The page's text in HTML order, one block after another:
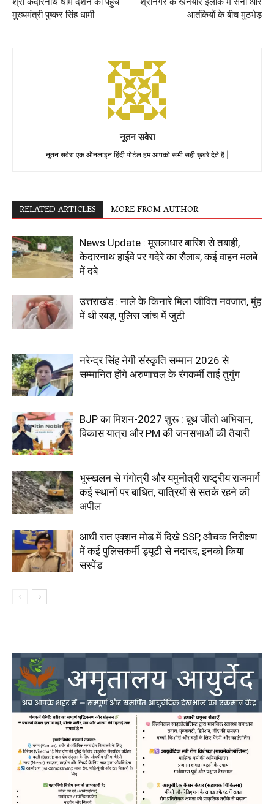
मुख्यमंत्री पुष्कर सिंह धामी
आतंकियों के बीच मुठभेड़
नूतन सवेरा
नूतन सवेरा एक ऑनलाइन हिंदी पोर्टल हम आपको सभी सही ख़बरे देते है |
RELATED ARTICLES MORE FROM AUTHOR
News Update : मूसलाधार बारिश से तबाही,
केदारनाथ हाईवे पर गदेरे का सैलाब, कई वाहन मलबे
में दबे
उत्तराखंड : नाले के किनारे मिला जीवित नवजात, मुंह
में थी रबड़, पुलिस जांच में जुटी
नरेन्द्र सिंह नेगी संस्कृति सम्मान 2026 से
सम्मानित होंगे अरुणाचल के रंगकर्मी ताई तुगुंग
BJP का मिशन-2027 शुरू : बूथ जीतो अभियान,
विकास यात्रा और PM की जनसभाओं की तैयारी
भूस्खलन से गंगोत्री और यमुनोत्री राष्ट्रीय राजमार्ग
कई स्थानों पर बाधित, यात्रियों से सतर्क रहने की
अपील
आधी रात एक्शन मोड में दिखे SSP, औचक निरीक्षण
में कई पुलिसकर्मी ड्यूटी से नदारद, इनको किया
सस्पेंड